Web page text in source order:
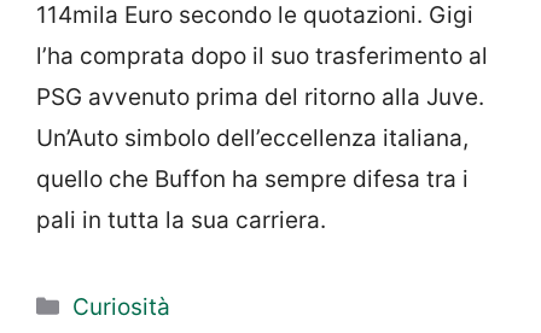
114mila Euro secondo le quotazioni. Gigi
l’ha comprata dopo il suo trasferimento al
PSG avvenuto prima del ritorno alla Juve.
Un’Auto simbolo dell’eccellenza italiana,
quello che Buffon ha sempre difesa tra i
pali in tutta la sua carriera.
Categorie
Curiosità